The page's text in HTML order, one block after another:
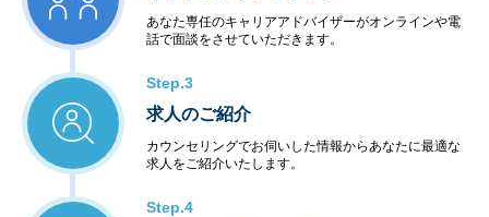
あなた専任のキャリアアドバイザーがオンラインや電
話で面談をさせていただきます。
Step.3
求人のご紹介
カウンセリングでお伺いした情報からあなたに最適な
求人をご紹介いたします。
Step.4